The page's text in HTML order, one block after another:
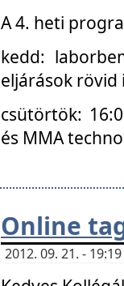
A 4. heti
kedd:
eljárások
csütörtök:
és MMA
Online
2012. 09. 21. -